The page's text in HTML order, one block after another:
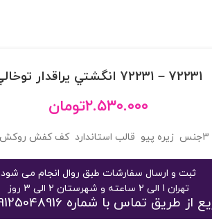
72231 – 72231 انگشتي يراقدار توخالي
۲.۵۳۰.۰۰۰تومان
ثبت و ارسال سفارشات طبق روال انجام می شود
تهران 1 الی 2 ساعته و شهرستان 2 الی 3 روز
با شماره 09125048916 یا 09032363189